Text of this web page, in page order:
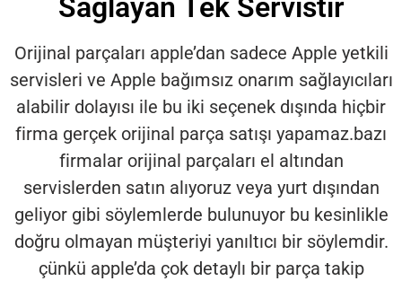
Sağlayan Tek Servistir
Orijinal parçaları apple’dan sadece Apple yetkili
servisleri ve Apple bağımsız onarım sağlayıcıları
alabilir dolayısı ile bu iki seçenek dışında hiçbir
firma gerçek orijinal parça satışı yapamaz.bazı
firmalar orijinal parçaları el altından
servislerden satın alıyoruz veya yurt dışından
geliyor gibi söylemlerde bulunuyor bu kesinlikle
doğru olmayan müşteriyi yanıltıcı bir söylemdir.
çünkü apple’da çok detaylı bir parça takip